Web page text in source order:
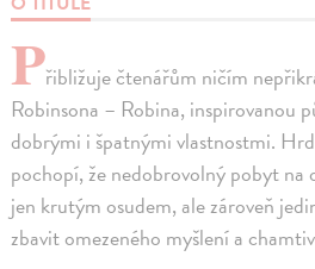
Přibližuje čtenářům ničím
Robinsona – Robina, inspirovanou
dobrými i špatnými vlastnostmi.
pochopí, že nedobrovolný pobyt na
jen krutým osudem, ale zároveň
zbavit omezeného myšlení a